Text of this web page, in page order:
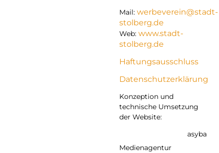
Mail: werbeverein@stadt-
stolberg.de
Web: www.stadt-
stolberg.de
Haftungsausschluss
Datenschutzerklärung
Konzeption und
technische Umsetzung
der Website:
asyba
Medienagentur